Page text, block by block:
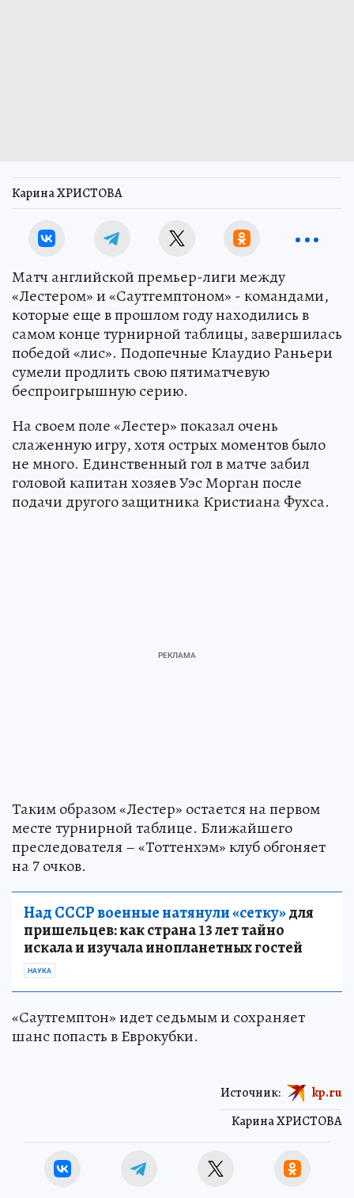
Карина ХРИСТОВА
Матч английской премьер-лиги между
«Лестером» и «Саутгемптоном» - командами,
которые еще в прошлом году находились в
самом конце турнирной таблицы, завершилась
победой «лис». Подопечные Клаудио Раньери
сумели продлить свою пятиматчевую
беспроигрышную серию.
На своем поле «Лестер» показал очень
слаженную игру, хотя острых моментов было
не много. Единственный гол в матче забил
головой капитан хозяев Уэс Морган после
подачи другого защитника Кристиана Фухса.
Таким образом «Лестер» остается на первом
месте турнирной таблице. Ближайшего
преследователя – «Тоттенхэм» клуб обгоняет
на 7 очков.
Над СССР военные натянули «сетку»для
пришельцев: как страна 13 лет тайно
искала и изучала инопланетных гостей
НАУКА
«Саутгемптон» идет седьмым и сохраняет
шанс попасть в Еврокубки.
Карина ХРИСТОВА
Источник: kp.ru